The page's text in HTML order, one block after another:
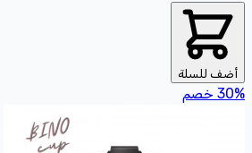
أضف للسلة
30% خصم